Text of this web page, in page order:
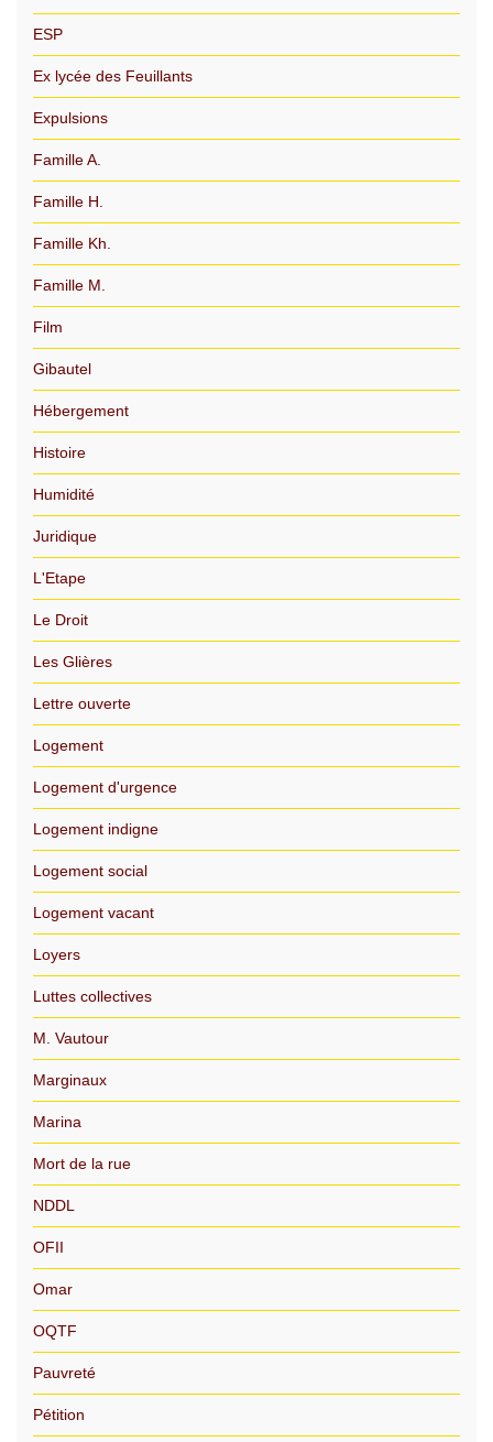
ESP
Ex lycée des Feuillants
Expulsions
Famille A.
Famille H.
Famille Kh.
Famille M.
Film
Gibautel
Hébergement
Histoire
Humidité
Juridique
L'Etape
Le Droit
Les Glières
Lettre ouverte
Logement
Logement d'urgence
Logement indigne
Logement social
Logement vacant
Loyers
Luttes collectives
M. Vautour
Marginaux
Marina
Mort de la rue
NDDL
OFII
Omar
OQTF
Pauvreté
Pétition